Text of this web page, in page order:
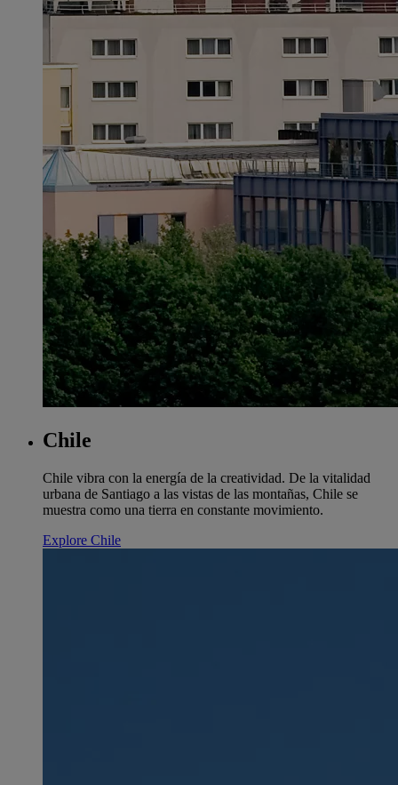
Chile
Chile vibra con la energía de la creatividad. De la vitalidad
urbana de Santiago a las vistas de las montañas, Chile se
muestra como una tierra en constante movimiento.
Explore Chile